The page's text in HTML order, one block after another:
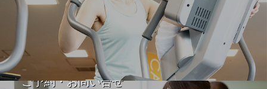
ご予約・お問い合せ